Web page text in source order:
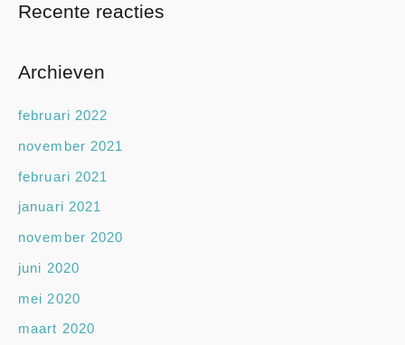
Recente reacties
Archieven
februari 2022
november 2021
februari 2021
januari 2021
november 2020
juni 2020
mei 2020
maart 2020